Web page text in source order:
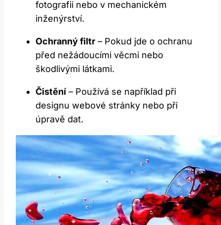
fotografii nebo v mechanickém
inženýrství.
Ochranný filtr – Pokud jde o ochranu
před nežádoucími věcmi nebo
škodlivými látkami.
Čistění – Používá se například při
designu webové stránky nebo při
úpravě dat.